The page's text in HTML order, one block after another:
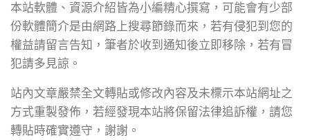
本站軟體、資源介紹皆為小編精心撰寫，可能會有少部
份軟體簡介是由網路上搜尋節錄而來，若有侵犯到您的
權益請留言告知，筆者於收到通知後立即移除，若有冒
犯請多見諒。
站內文章嚴禁全文轉貼或修改內容及未標示本站網址之
方式重製發佈，若經發現本站將保留法律追訴權，請您
轉貼時確實遵守，謝謝。